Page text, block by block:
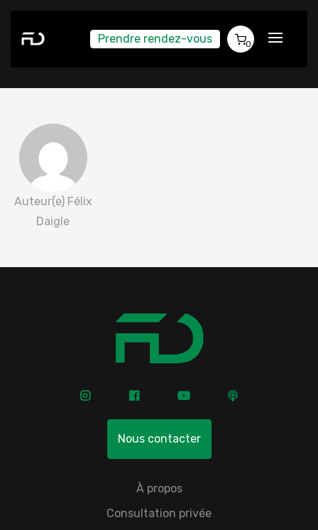
Prendre rendez-vous 0
Alicia Moffet 2025-02-20
Auteur(e) Félix
Daigle
Nous contacter
À propos
Consultation privée